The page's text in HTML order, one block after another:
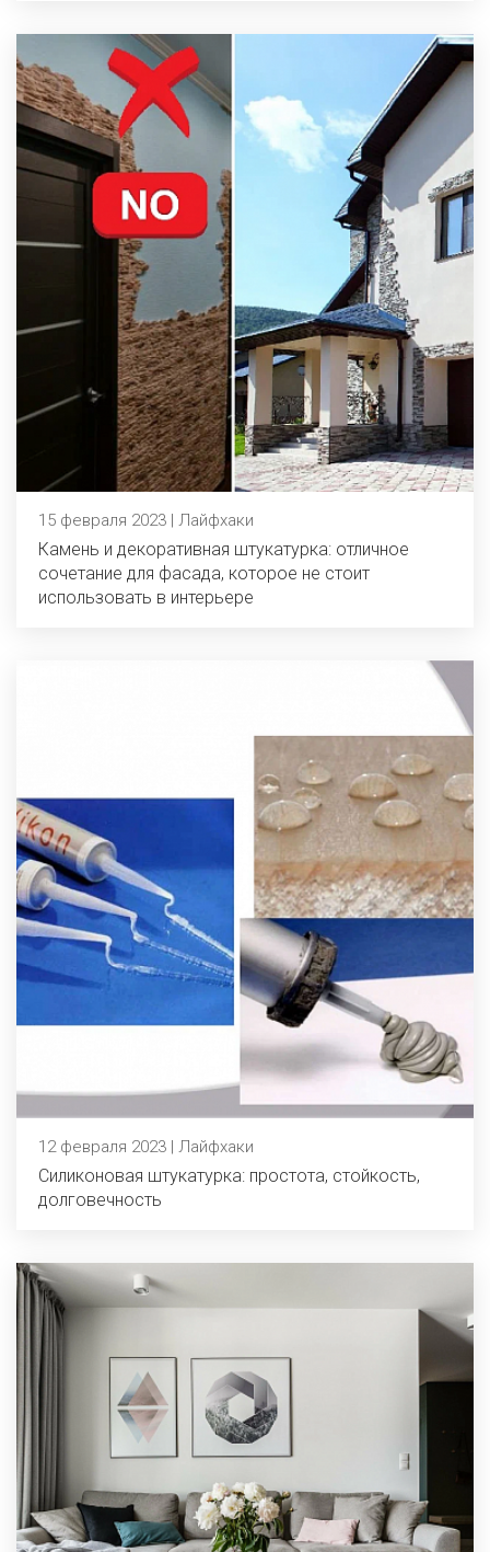
15 февраля 2023 | Лайфхаки
Камень и декоративная штукатурка: отличное
сочетание для фасада, которое не стоит
использовать в интерьере
12 февраля 2023 | Лайфхаки
Силиконовая штукатурка: простота, стойкость,
долговечность